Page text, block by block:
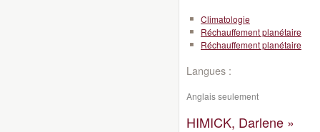
Climatologie
Réchauffement planétaire
Réchauffement planétaire
Langues :
Anglais seulement
HIMICK, Darlene »